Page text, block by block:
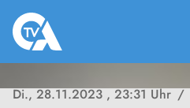
Di., 28.11.2023, 23:31 Uhr /